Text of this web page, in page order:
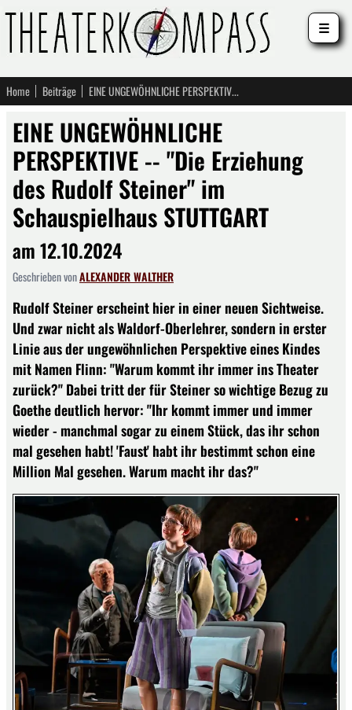
Home Beiträge EINE UNGEWÖHNLICHE PERSPEKTIVE -- "Die Erziehung des Rudolf Steiner" im Schauspielhaus STUTTGART
EINE UNGEWÖHNLICHE
PERSPEKTIVE -- "Die Erziehung
des Rudolf Steiner" im
Schauspielhaus STUTTGART
am 12.10.2024
Geschrieben vonALEXANDER WALTHER
Rudolf Steiner erscheint hier in einer neuen Sichtweise.
Und zwar nicht als Waldorf-Oberlehrer, sondern in erster
Linie aus der ungewöhnlichen Perspektive eines Kindes
mit Namen Flinn: "Warum kommt ihr immer ins Theater
zurück?" Dabei tritt der für Steiner so wichtige Bezug zu
Goethe deutlich hervor: "Ihr kommt immer und immer
wieder - manchmal sogar zu einem Stück, das ihr schon
mal gesehen habt! 'Faust' habt ihr bestimmt schon eine
Million Mal gesehen. Warum macht ihr das?"
☰